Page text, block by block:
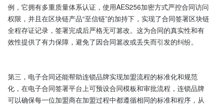
例，它拥有多重质量体系认证，使用AES256加密方式严控合同访问
权限，并且在区块链产品“至信链”的加持下，实现了合同签署区块链
全程存证记录，签署完成后严格无可篡改。这为合同的真实性和有
效性提供了有力保障，避免了因合同篡改或丢失而引发的纠纷。
第三，电子合同还能帮助连锁品牌实现加盟流程的标准化和规范
化，在电子合同签署平台上可预设合同模板和审批流程，连锁品牌
可以确保每一位加盟商在加盟过程中都遵循相同的标准和程序，从